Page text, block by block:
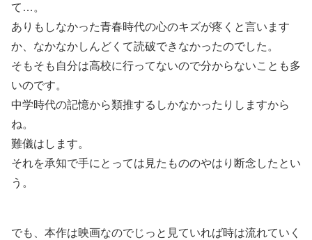
て…。
ありもしなかった青春時代の心のキズが疼くと言います
か、なかなかしんどくて読破できなかったのでした。
そもそも自分は高校に行ってないので分からないことも多
いのです。
中学時代の記憶から類推するしかなかったりしますから
ね。
難儀はします。
それを承知で手にとっては見たもののやはり断念したとい
う。
でも、本作は映画なのでじっと見ていれば時は流れていく